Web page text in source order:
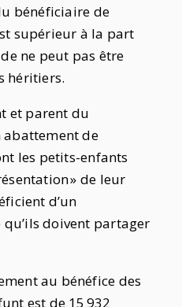
bénéficiaire de
supérieur à la part
ne peut pas être
héritiers.
et parent du
abattement de
les petits-enfants
» de leur
d’un
doivent partager
au bénéfice des
est de 15 932